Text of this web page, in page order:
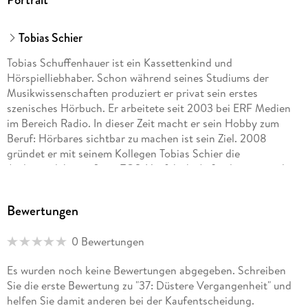
Tobias Schier
Tobias Schuffenhauer ist ein Kassettenkind und
Hörspielliebhaber. Schon während seines Studiums der
Musikwissenschaften produziert er privat sein erstes
szenisches Hörbuch. Er arbeitete seit 2003 bei ERF Medien
im Bereich Radio. In dieser Zeit macht er sein Hobby zum
Beruf: Hörbares sichtbar zu machen ist sein Ziel. 2008
gründet er mit seinem Kollegen Tobias Schier die
Audioproduktionsfirma TOS-Hörfabrik. Außerdem ist er als
Hüttenberg bei Wetzlar.
Tobias Schier ist Mitbegründer und Leiter des Radiosenders
Medienwissenschaften in Düsseldorf studiert und war 8
Jahre lang beim WDR im Bereich Hörspiel- und
Featureproduktion tätig. Er schreibt und produziert
Bewertungen
0 Bewertungen
Es wurden noch keine Bewertungen abgegeben. Schreiben
Sie die erste Bewertung zu "37: Düstere Vergangenheit" und
helfen Sie damit anderen bei der Kaufentscheidung.